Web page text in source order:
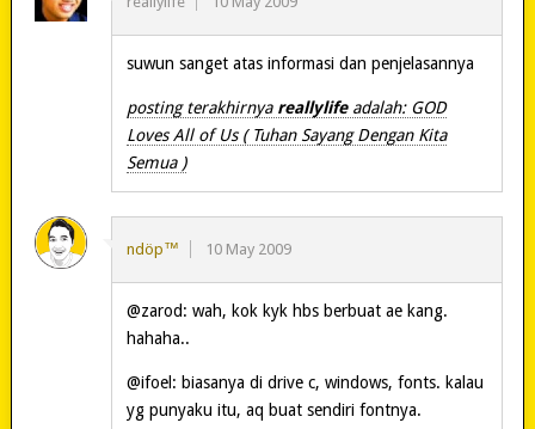
suwun sanget atas informasi dan penjelasannya
posting terakhirnya reallylife adalah: GOD
Loves All of Us ( Tuhan Sayang Dengan Kita
Semua )
ndöp™ 10 May 2009
@zarod: wah, kok kyk hbs berbuat ae kang.
hahaha..
@ifoel: biasanya di drive c, windows, fonts. kalau
yg punyaku itu, aq buat sendiri fontnya.